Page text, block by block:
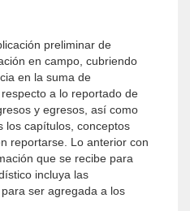
preliminar de
en campo, cubriendo
en la suma de
a lo reportado de
y egresos, así como
los capítulos, conceptos
reportarse. Lo anterior con
que se recibe para
incluya las
ser agregada a los